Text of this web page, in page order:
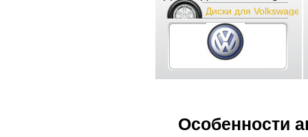
Диски для Volkswagen
Особенности